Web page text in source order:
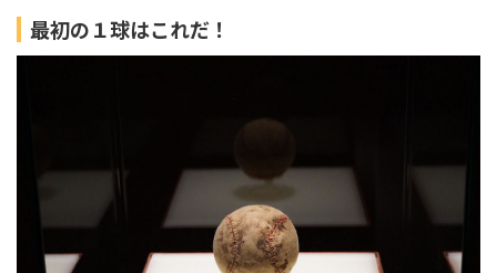
最初の１球はこれだ！